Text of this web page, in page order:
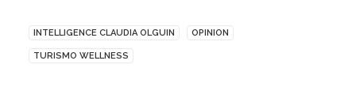
INTELLIGENCE CLAUDIA OLGUIN OPINION
TURISMO WELLNESS